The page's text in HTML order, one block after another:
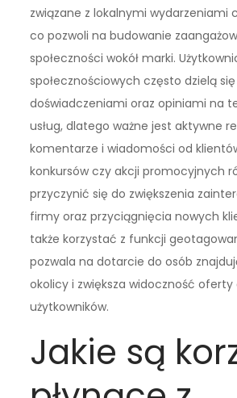
związane z lokalnymi wydarzeniami
co pozwoli na budowanie
społeczności wokół marki.
społecznościowych często dzielą
doświadczeniami oraz opiniami na
usług, dlatego ważne jest aktywne
komentarze i wiadomości od
konkursów czy akcji promocyjnych
przyczynić się do zwiększenia
firmy oraz przyciągnięcia nowych
także korzystać z funkcji
pozwala na dotarcie do osób
okolicy i zwiększa widoczność oferty
użytkowników.
Jakie są